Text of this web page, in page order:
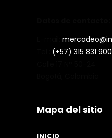
(+57) 315 831
Mapa del sitio
INICIO